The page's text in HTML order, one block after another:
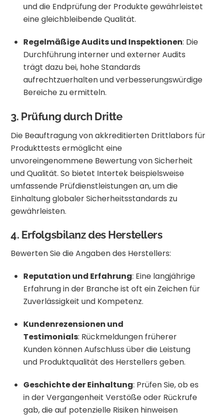
und die Endprüfung der Produkte gewährleistet
eine gleichbleibende Qualität.
Regelmäßige Audits und Inspektionen: Die
Durchführung interner und externer Audits
trägt dazu bei, hohe Standards
aufrechtzuerhalten und verbesserungswürdige
Bereiche zu ermitteln.
3. Prüfung durch Dritte
Die Beauftragung von akkreditierten Drittlabors für
Produkttests ermöglicht eine
unvoreingenommene Bewertung von Sicherheit
und Qualität. So bietet Intertek beispielsweise
umfassende Prüfdienstleistungen an, um die
Einhaltung globaler Sicherheitsstandards zu
gewährleisten.
4. Erfolgsbilanz des Herstellers
Bewerten Sie die Angaben des Herstellers:
Reputation und Erfahrung: Eine langjährige
Erfahrung in der Branche ist oft ein Zeichen für
Zuverlässigkeit und Kompetenz.
Kundenrezensionen und
Testimonials: Rückmeldungen früherer
Kunden können Aufschluss über die Leistung
und Produktqualität des Herstellers geben.
Geschichte der Einhaltung: Prüfen Sie, ob es
in der Vergangenheit Verstöße oder Rückrufe
gab, die auf potenzielle Risiken hinweisen